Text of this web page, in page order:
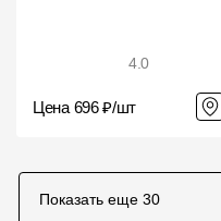
4.0
Цена 696 ₽/шт
Показать еще 30